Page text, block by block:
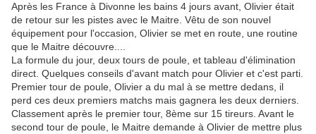
Après les France à Divonne les bains 4 jours avant, Olivier était
de retour sur les pistes avec le Maitre. Vêtu de son nouvel
équipement pour l'occasion, Olivier se met en route, une routine
que le Maitre découvre....
La formule du jour, deux tours de poule, et tableau d'élimination
direct. Quelques conseils d'avant match pour Olivier et c'est parti.
Premier tour de poule, Olivier a du mal à se mettre dedans, il
perd ces deux premiers matchs mais gagnera les deux derniers.
Classement après le premier tour, 8ème sur 15 tireurs. Avant le
second tour de poule, le Maitre demande à Olivier de mettre plus